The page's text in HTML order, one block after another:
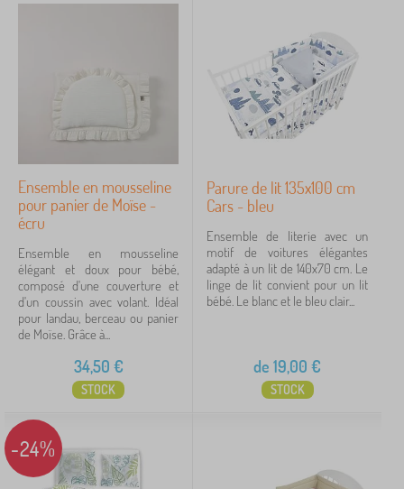
Ensemble en mousseline
pour panier de Moïse -
écru
Ensemble en mousseline
élégant et doux pour bébé,
composé d'une couverture et
d'un coussin avec volant. Idéal
pour landau, berceau ou panier
de Moïse. Grâce à...
34,50 €
STOCK
Parure de lit 135x100 cm
Cars - bleu
Ensemble de literie avec un
motif de voitures élégantes
adapté à un lit de 140x70 cm. Le
linge de lit convient pour un lit
bébé. Le blanc et le bleu clair...
de 19,00 €
STOCK
-24%